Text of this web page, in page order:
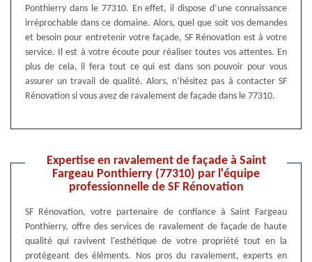
Ponthierry dans le 77310. En effet, il dispose d’une connaissance
irréprochable dans ce domaine. Alors, quel que soit vos demandes
et besoin pour entretenir votre façade, SF Rénovation est à votre
service. Il est à votre écoute pour réaliser toutes vos attentes. En
plus de cela, il fera tout ce qui est dans son pouvoir pour vous
assurer un travail de qualité. Alors, n’hésitez pas à contacter SF
Rénovation si vous avez de ravalement de façade dans le 77310.
Expertise en ravalement de façade à Saint
Fargeau Ponthierry (77310) par l'équipe
professionnelle de SF Rénovation
SF Rénovation, votre partenaire de confiance à Saint Fargeau
Ponthierry, offre des services de ravalement de façade de haute
qualité qui ravivent l'esthétique de votre propriété tout en la
protégeant des éléments. Nos pros du ravalement, experts en